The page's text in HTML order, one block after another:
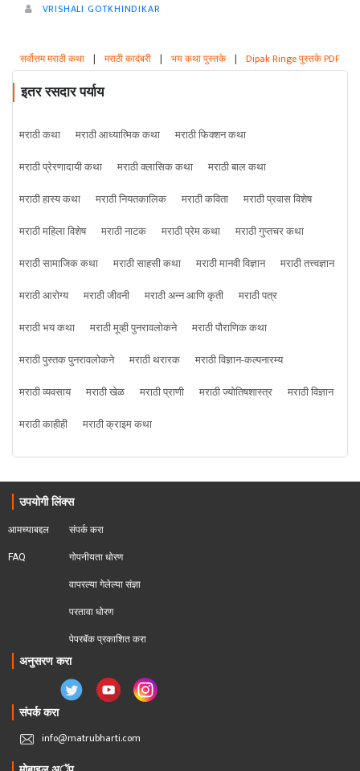
VRISHALI GOTKHINDIKAR
सर्वोत्तम मराठी कथा | मराठी कादंबरी | भय कथा पुस्तके | Dipak Ringe पुस्तके PDF
इतर रसदार पर्याय
मराठी कथा मराठी आध्यात्मिक कथा
मराठी फिक्शन कथा
मराठी प्रेरणादायी कथा
मराठी क्लासिक कथा
मराठी बाल कथा
मराठी हास्य कथा
मराठी नियतकालिक मराठी कविता
मराठी प्रवास विशेष
मराठी महिला विशेष
मराठी नाटक मराठी प्रेम कथा
मराठी गुप्तचर कथा
मराठी सामाजिक कथा
मराठी साहसी कथा मराठी मानवी विज्ञान
मराठी तत्त्वज्ञान
मराठी आरोग्य
मराठी जीवनी मराठी अन्न आणि कृती
मराठी पत्र
मराठी भय कथा
मराठी मूव्ही पुनरावलोकने
मराठी पौराणिक कथा
मराठी पुस्तक पुनरावलोकने
मराठी थरारक
मराठी विज्ञान-कल्पनारम्य
मराठी व्यवसाय
मराठी खेळ मराठी प्राणी मराठी ज्योतिषशास्त्र
मराठी विज्ञान
मराठी काहीही
मराठी क्राइम कथा
उपयोगी लिंक्स
आमच्याबद्दल
FAQ
संपर्क करा
गोपनीयता धोरण
वापरल्या गेलेल्या संज्ञा
परतावा धोरण
पेपरबॅक प्रकाशित करा
अनुसरण करा
संपर्क करा
info@matrubharti.com